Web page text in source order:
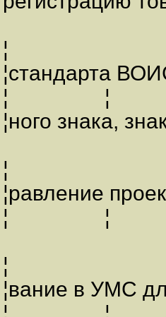
¦
¦стандарта
¦
¦ного знака,
¦
¦равление
¦ ¦
¦
¦вание в УМС